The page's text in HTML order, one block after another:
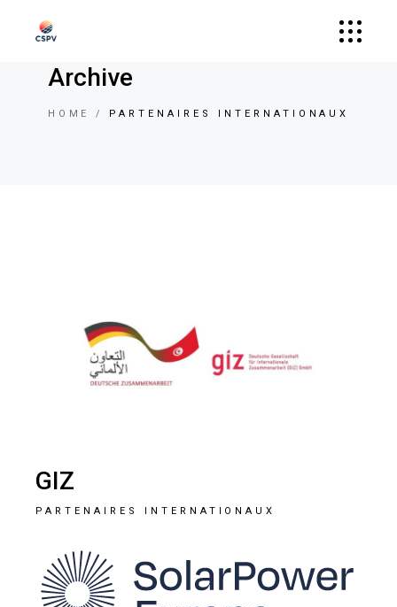
Archive
HOME PARTENAIRES INTERNATIONAUX
GIZ
PARTENAIRES INTERNATIONAUX